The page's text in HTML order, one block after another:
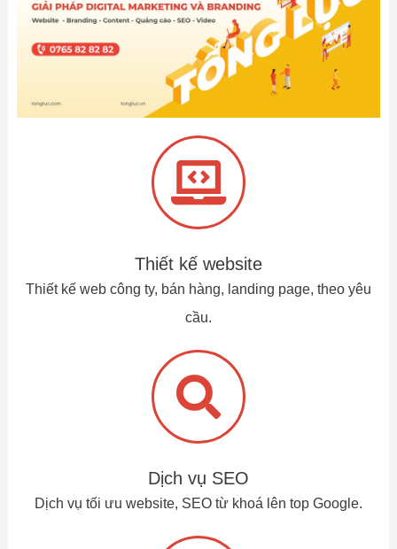
Thiết kế website
Thiết kế web công ty, bán hàng, landing page, theo yêu
cầu.
Dịch vụ SEO
Dịch vụ tối ưu website, SEO từ khoá lên top Google.